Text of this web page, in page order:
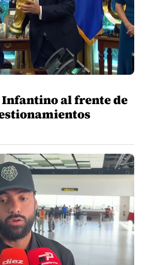
al frente de